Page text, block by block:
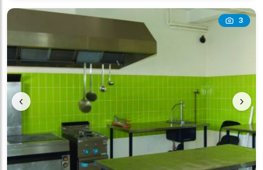
3
‹ ›